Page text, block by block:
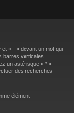
et « - » devant un mot qui
barres verticales
un astérisque « * »
des recherches
élément